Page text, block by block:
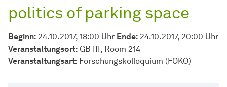
politics of parking space
Beginn: 24.10.2017, 18:00 Uhr Ende: 24.10.2017, 20:00 Uhr
Veranstaltungsort: GB III, Room 214
Veran­stal­tungs­art: Forschungs­kolloquium (FOKO)